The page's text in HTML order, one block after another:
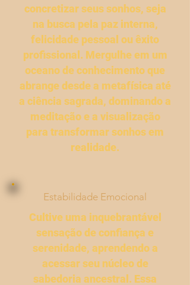
concretizar seus sonhos, seja
na busca pela paz interna,
felicidade pessoal ou êxito
profissional. Mergulhe em um
oceano de conhecimento que
abrange desde a metafísica até
a ciência sagrada, dominando a
meditação e a visualização
para transformar sonhos em
realidade.
Estabilidade Emocional
Cultive uma inquebrantável
sensação de confiança e
serenidade, aprendendo a
acessar seu núcleo de
sabedoria ancestral. Essa